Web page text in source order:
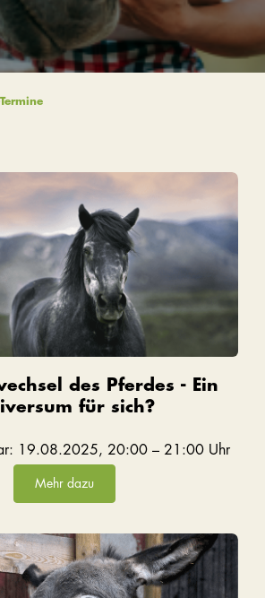
des Pferdes - Ein
für sich?
19.08.2025, 20:00 – 21:00 Uhr
Mehr dazu